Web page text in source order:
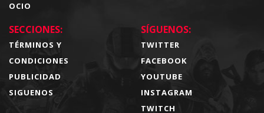
OCIO
SECCIONES:
TÉRMINOS Y
CONDICIONES
PUBLICIDAD
SIGUENOS
SÍGUENOS:
TWITTER
FACEBOOK
YOUTUBE
INSTAGRAM
TWITCH